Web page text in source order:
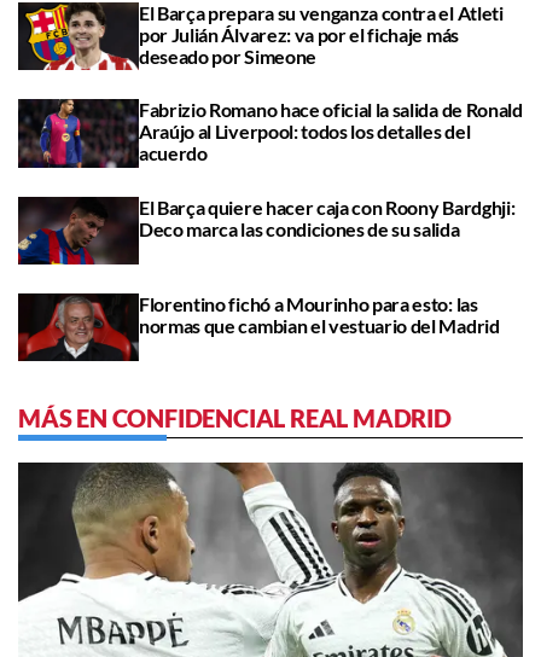
El Barça prepara su venganza contra el Atleti
por Julián Álvarez: va por el fichaje más
deseado por Simeone
Fabrizio Romano hace oficial la salida de Ronald
Araújo al Liverpool: todos los detalles del
acuerdo
El Barça quiere hacer caja con Roony Bardghji:
Deco marca las condiciones de su salida
Florentino fichó a Mourinho para esto: las
normas que cambian el vestuario del Madrid
MÁS EN CONFIDENCIAL REAL MADRID